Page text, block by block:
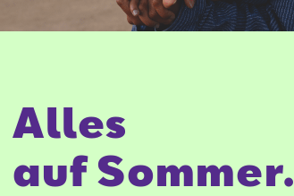
Alles
auf Sommer.